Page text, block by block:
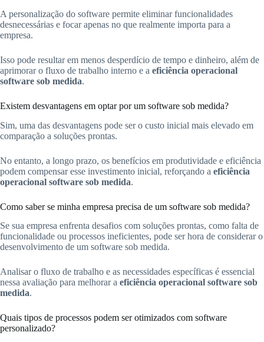
A personalização do software permite eliminar funcionalidades
desnecessárias e focar apenas no que realmente importa para a
empresa.
Isso pode resultar em menos desperdício de tempo e dinheiro, além de
aprimorar o fluxo de trabalho interno e a eficiência operacional
software sob medida.
Existem desvantagens em optar por um software sob medida?
Sim, uma das desvantagens pode ser o custo inicial mais elevado em
comparação a soluções prontas.
No entanto, a longo prazo, os benefícios em produtividade e eficiência
podem compensar esse investimento inicial, reforçando a eficiência
operacional software sob medida.
Como saber se minha empresa precisa de um software sob medida?
Se sua empresa enfrenta desafios com soluções prontas, como falta de
funcionalidade ou processos ineficientes, pode ser hora de considerar o
desenvolvimento de um software sob medida.
Analisar o fluxo de trabalho e as necessidades específicas é essencial
nessa avaliação para melhorar a eficiência operacional software sob
medida.
Quais tipos de processos podem ser otimizados com software
personalizado?